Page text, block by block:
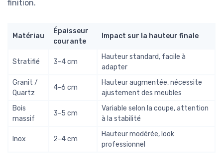
finition.
Matériau
Épaisseur
courante
Impact sur la hauteur finale
Stratifié 3-4 cm
Hauteur standard, facile à
adapter
Granit /
Quartz
4-6 cm
Hauteur augmentée, nécessite
ajustement des meubles
Bois
massif
3-5 cm
Variable selon la coupe, attention
à la stabilité
Inox 2-4 cm
Hauteur modérée, look
professionnel